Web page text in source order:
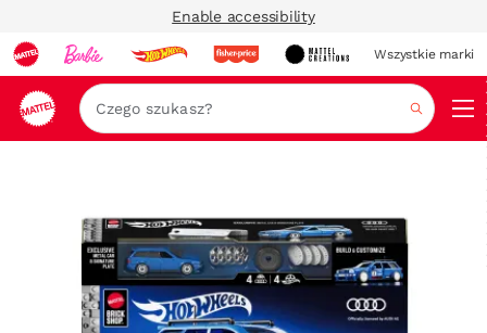
Enable accessibility
Wszystkie marki
Szukaj